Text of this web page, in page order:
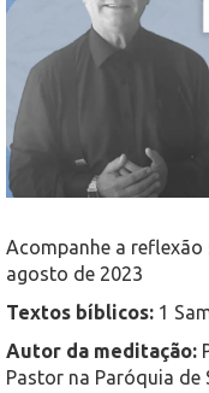
Acompanhe a reflexão
agosto de 2023
Textos bíblicos: 1
Autor da meditação:
Pastor na Paróquia de